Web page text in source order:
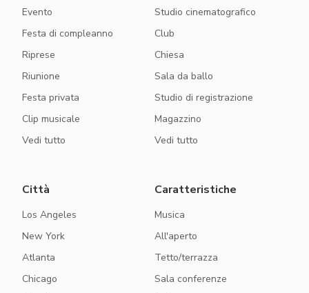
Evento
Festa di compleanno
Riprese
Riunione
Festa privata
Clip musicale
Vedi tutto
Studio cinematografico
Club
Chiesa
Sala da ballo
Studio di registrazione
Magazzino
Vedi tutto
Città
Los Angeles
New York
Atlanta
Chicago
Caratteristiche
Musica
All'aperto
Tetto/terrazza
Sala conferenze